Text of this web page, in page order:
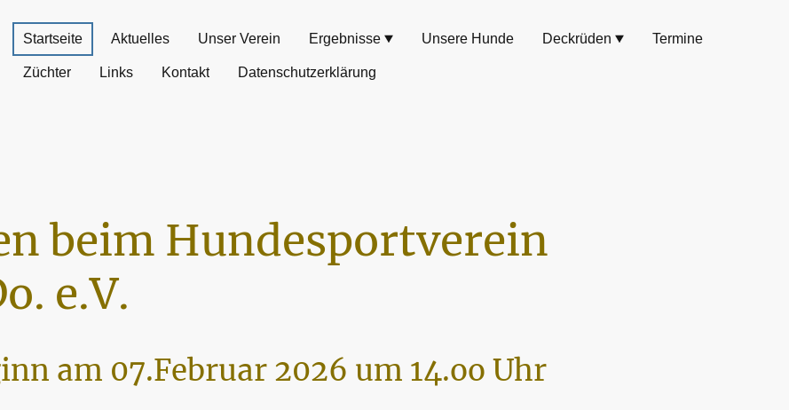
Startseite Aktuelles Unser Verein Ergebnisse Unsere Hunde Deckrüden Termine
Züchter Links Kontakt Datenschutzerklärung
beim Hundesportverein
e.V.
am 07.Februar 2026 um 14.oo Uhr